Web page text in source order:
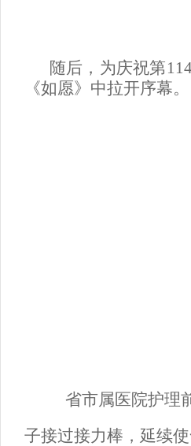
随后 ， 为庆祝第11
《如愿》中拉开序幕。
省市属医院护理
子接过接力棒 ，延续